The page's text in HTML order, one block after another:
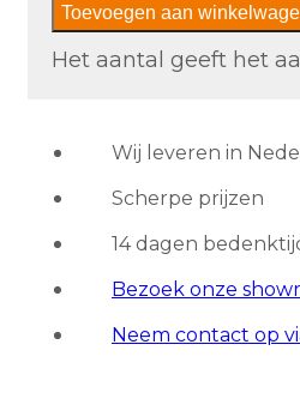
Factory
Natural
NMS800
Maronne
aantal
Toevoegen aan
Het aantal geeft het
Wij leveren in
Scherpe prijzen
14 dagen
Bezoek onze
Neem contact op